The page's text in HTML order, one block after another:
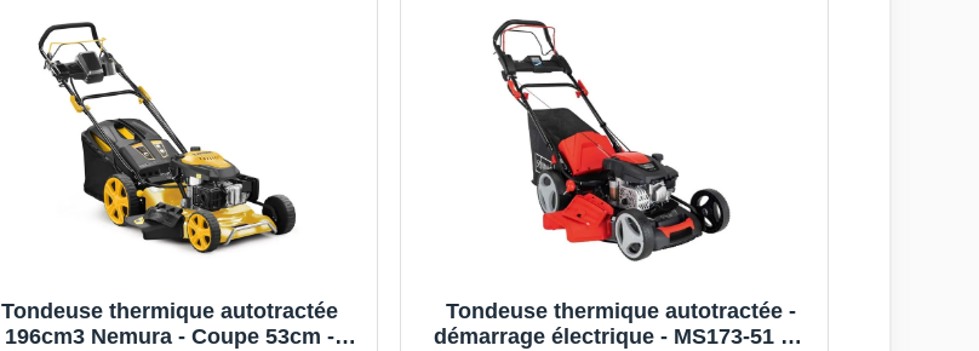
Tondeuse thermique autotractée
196cm3 Nemura - Coupe 53cm -
Tondeuse thermique autotractée -
démarrage électrique - MS173-51 E -